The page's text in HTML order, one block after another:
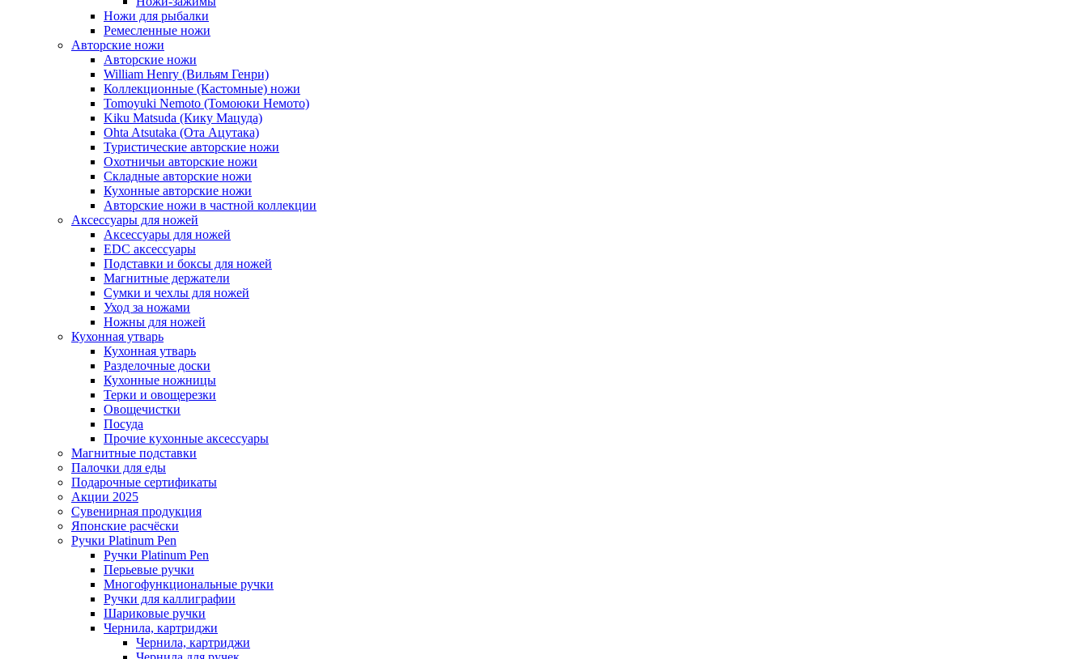
Ножи для рыбалки
Ремесленные ножи
Авторские ножи
Авторские ножи
William Henry (Вильям Генри)
Коллекционные (Кастомные) ножи
Tomoyuki Nemoto (Томоюки Немото)
Kiku Matsuda (Кику Мацуда)
Ohta Atsutaka (Ота Ацутака)
Туристические авторские ножи
Охотничьи авторские ножи
Складные авторские ножи
Кухонные авторские ножи
Авторские ножи в частной коллекции
Аксессуары для ножей
Аксессуары для ножей
EDC аксессуары
Подставки и боксы для ножей
Магнитные держатели
Сумки и чехлы для ножей
Уход за ножами
Ножны для ножей
Кухонная утварь
Кухонная утварь
Разделочные доски
Кухонные ножницы
Терки и овощерезки
Овощечистки
Посуда
Прочие кухонные аксессуары
Магнитные подставки
Палочки для еды
Подарочные сертификаты
Акции 2025
Сувенирная продукция
Японские расчёски
Ручки Platinum Pen
Ручки Platinum Pen
Перьевые ручки
Многофункциональные ручки
Ручки для каллиграфии
Шариковые ручки
Чернила, картриджи
Чернила, картриджи